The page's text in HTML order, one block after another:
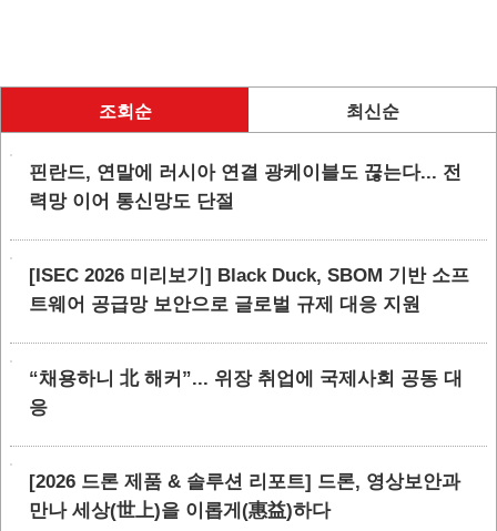
조회순 최신순
핀란드, 연말에 러시아 연결 광케이블도 끊는다... 전
력망 이어 통신망도 단절
[ISEC 2026 미리보기] Black Duck, SBOM 기반 소프
트웨어 공급망 보안으로 글로벌 규제 대응 지원
“채용하니 北 해커”... 위장 취업에 국제사회 공동 대
응
[2026 드론 제품 & 솔루션 리포트] 드론, 영상보안과
만나 세상(世上)을 이롭게(惠益)하다